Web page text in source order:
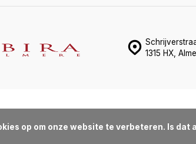
1315 HX,
op om onze website te verbeteren. Is dat